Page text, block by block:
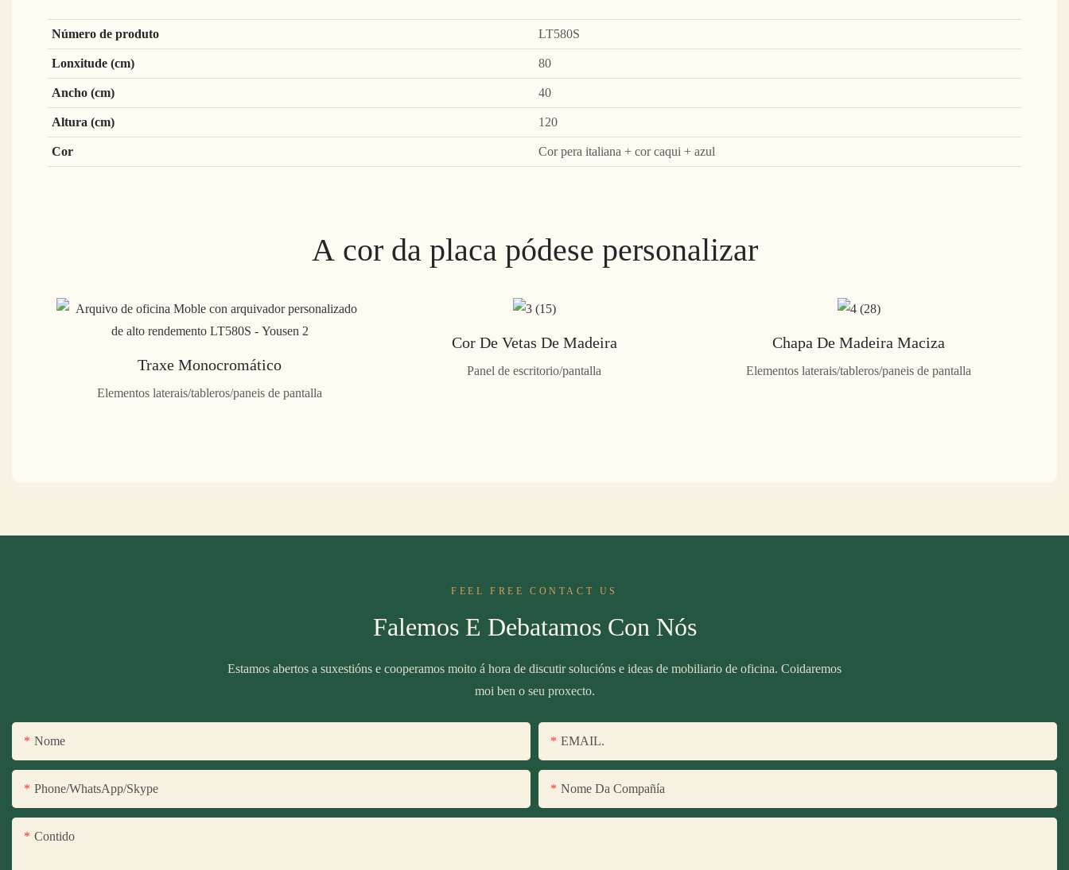
Número de produto
LT580S
Lonxitude (cm)
80
Ancho (cm)
40
Altura (cm)
120
Cor
Cor pera italiana + cor caqui + azul
A cor da placa pódese personalizar
Traxe Monocromático
Elementos laterais/tableros/paneis de pantalla
Cor De Vetas De Madeira
Panel de escritorio/pantalla
Chapa De Madeira Maciza
Elementos laterais/tableros/paneis de pantalla
FEEL FREE CONTACT US
Falemos E Debatamos Con Nós
Estamos abertos a suxestións e cooperamos moito á hora de discutir solucións e ideas de mobiliario de oficina. Coidaremos
moi ben o seu proxecto.
Nome EMAIL.
Phone/WhatsApp/Skype Nome Da Compañía
Contido